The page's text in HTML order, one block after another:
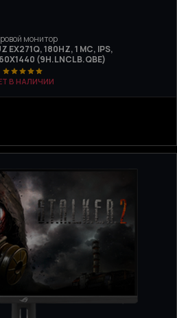
монитор
EX271Q, 180HZ, 1 МС, IPS,
(9H.LNCLB.QBE)
В НАЛИЧИИ